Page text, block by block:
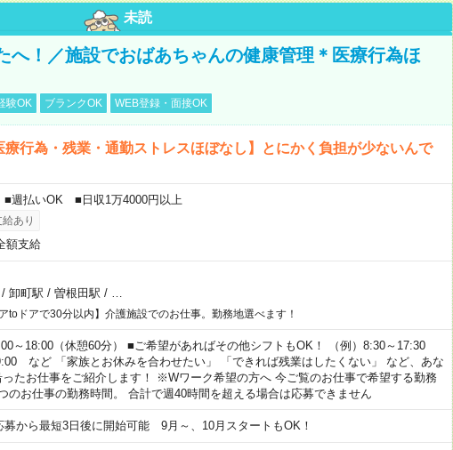
未読
へ！／施設でおばあちゃんの健康管理＊医療行為ほ
験OK ブランクOK WEB登録・面接OK
療行為・残業・通勤ストレスほぼなし】とにかく負担が少ないんで
週払いOK ■日収1万4000円以上
あり
額支給
/ 卸町駅 / 曽根田駅 /
toドアで30分以内】介護施設でのお仕事。勤務地選べます！
～18:00（休憩60分） ■ご希望があればその他シフトもOK！ （例）8:30～17:30
など 「家族とお休みを合わせたい」 「できれば残業はしたくない」 など、あな
ったお仕事をご紹介します！ ※Wワーク希望の方へ 今ご覧のお仕事で希望する勤務
のお仕事の勤務時間。 合計で週40時間を超える場合は応募できません
から最短3日後に開始可能 9月～、10月スタートもOK！